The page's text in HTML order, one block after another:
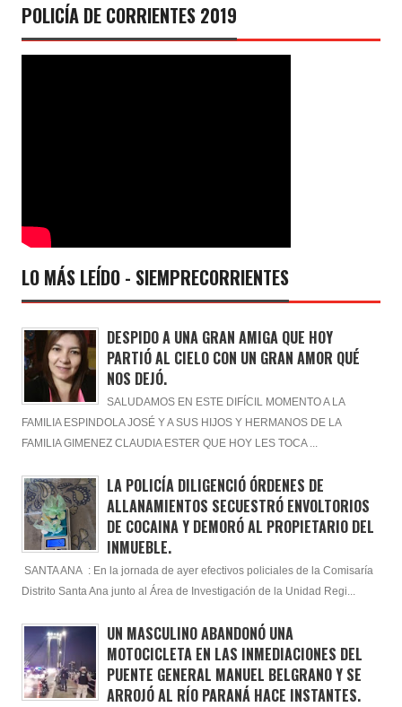
POLICÍA DE CORRIENTES 2019
LO MÁS LEÍDO - SIEMPRECORRIENTES
DESPIDO A UNA GRAN AMIGA QUE HOY
PARTIÓ AL CIELO CON UN GRAN AMOR QUÉ
NOS DEJÓ.
SALUDAMOS EN ESTE DIFÍCIL MOMENTO A LA
FAMILIA ESPINDOLA JOSÉ Y A SUS HIJOS Y HERMANOS DE LA
FAMILIA GIMENEZ CLAUDIA ESTER QUE HOY LES TOCA ...
LA POLICÍA DILIGENCIÓ ÓRDENES DE
ALLANAMIENTOS SECUESTRÓ ENVOLTORIOS
DE COCAINA Y DEMORÓ AL PROPIETARIO DEL
INMUEBLE.
SANTA ANA : En la jornada de ayer efectivos policiales de la Comisaría
Distrito Santa Ana junto al Área de Investigación de la Unidad Regi...
UN MASCULINO ABANDONÓ UNA
MOTOCICLETA EN LAS INMEDIACIONES DEL
PUENTE GENERAL MANUEL BELGRANO Y SE
ARROJÓ AL RÍO PARANÁ HACE INSTANTES.